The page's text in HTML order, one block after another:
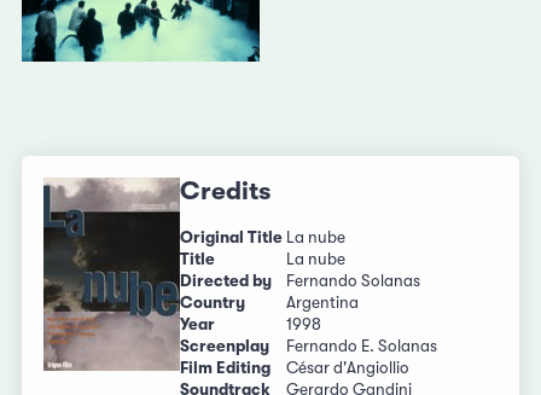
Credits
Original Title La nube
Title
La nube
Directed by
Fernando Solanas
Country
Argentina
Year
1998
Screenplay
Fernando E. Solanas
Film Editing
César d'Angiollio
Soundtrack
Gerardo Gandini